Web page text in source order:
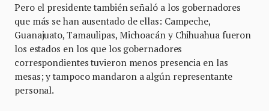
Pero el presidente también señaló a los gobernadores
que más se han ausentado de ellas: Campeche,
Guanajuato, Tamaulipas, Michoacán y Chihuahua fueron
los estados en los que los gobernadores
correspondientes tuvieron menos presencia en las
mesas; y tampoco mandaron a algún representante
personal.